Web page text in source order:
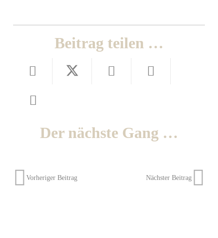
Beitrag teilen …
Der nächste Gang …
Vorheriger Beitrag Nächster Beitrag